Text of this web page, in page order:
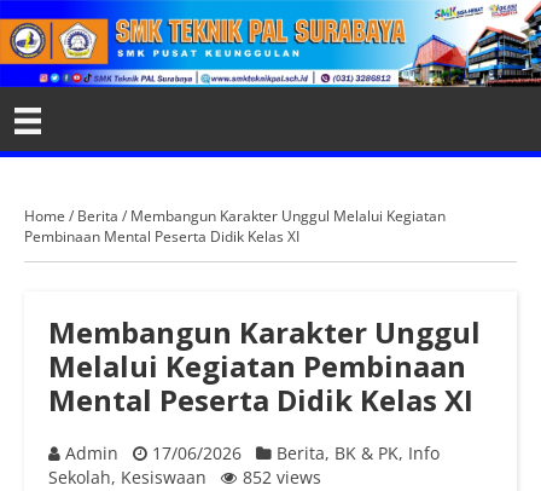
Home / Berita / Membangun Karakter Unggul Melalui Kegiatan
Pembinaan Mental Peserta Didik Kelas XI
Membangun Karakter Unggul
Melalui Kegiatan Pembinaan
Mental Peserta Didik Kelas XI
Admin 17/06/2026 Berita, BK & PK, Info
Sekolah, Kesiswaan 852 views